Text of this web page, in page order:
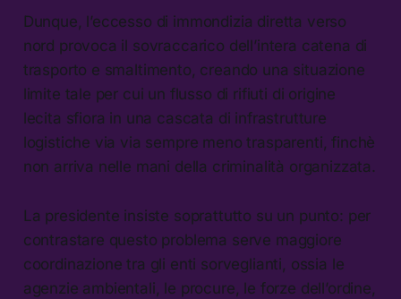
Dunque, l’eccesso di immondizia diretta verso
nord provoca il sovraccarico dell’intera catena di
trasporto e smaltimento, creando una situazione
limite tale per cui un flusso di rifiuti di origine
lecita sfiora in una cascata di infrastrutture
logistiche via via sempre meno trasparenti, finchè
non arriva nelle mani della criminalità organizzata.
La presidente insiste soprattutto su un punto: per
contrastare questo problema serve maggiore
coordinazione tra gli enti sorveglianti, ossia le
agenzie ambientali, le procure, le forze dell’ordine,